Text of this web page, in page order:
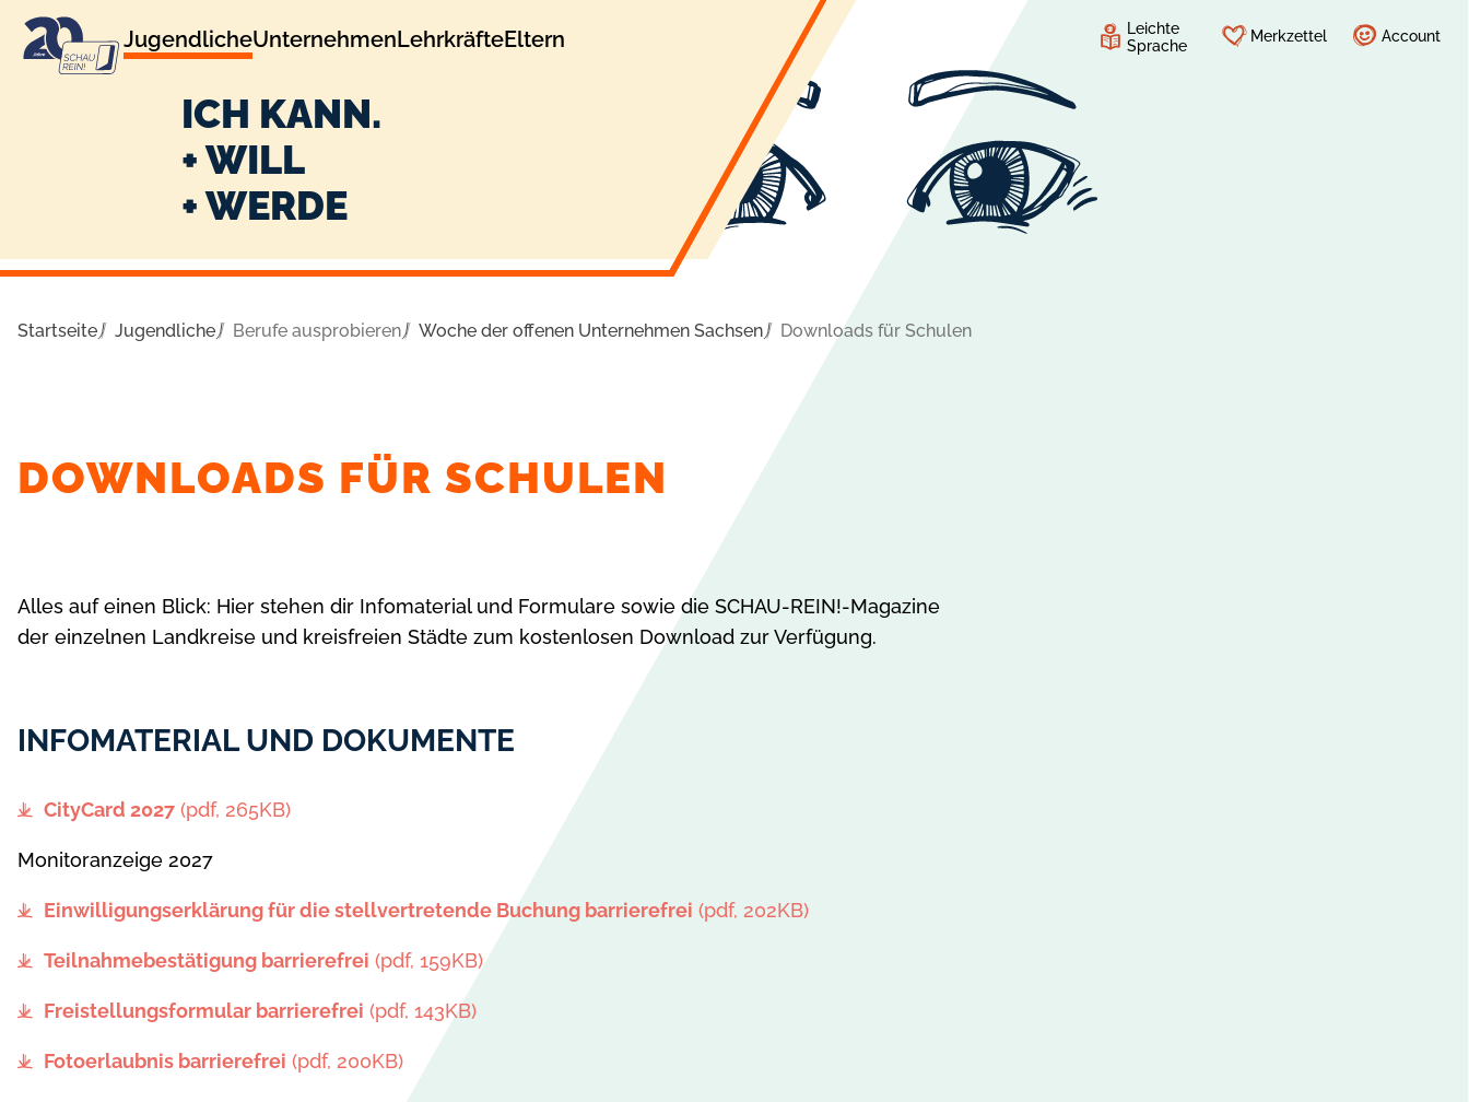
Navigation
zum
Inhalt
JugendlicheUnternehmenLehrkräfteEltern
Leichte
Sprache
Merkzettel Account
ICH KANN.
+ WILL
+ WERDE
Startseite Jugendliche Berufe ausprobieren Woche der offenen Unternehmen Sachsen Downloads für Schulen
DOWNLOADS FÜR SCHULEN
Alles auf einen Blick: Hier stehen dir Infomaterial und Formulare sowie die SCHAU-REIN!-Magazine
der einzelnen Landkreise und kreisfreien Städte zum kostenlosen Download zur Verfügung.
INFOMATERIAL UND DOKUMENTE
CityCard 2027 (pdf, 265KB)
Monitoranzeige 2027
Einwilligungserklärung für die stellvertretende Buchung barrierefrei (pdf, 202KB)
Teilnahmebestätigung barrierefrei (pdf, 159KB)
Freistellungsformular barrierefrei (pdf, 143KB)
Fotoerlaubnis barrierefrei (pdf, 200KB)